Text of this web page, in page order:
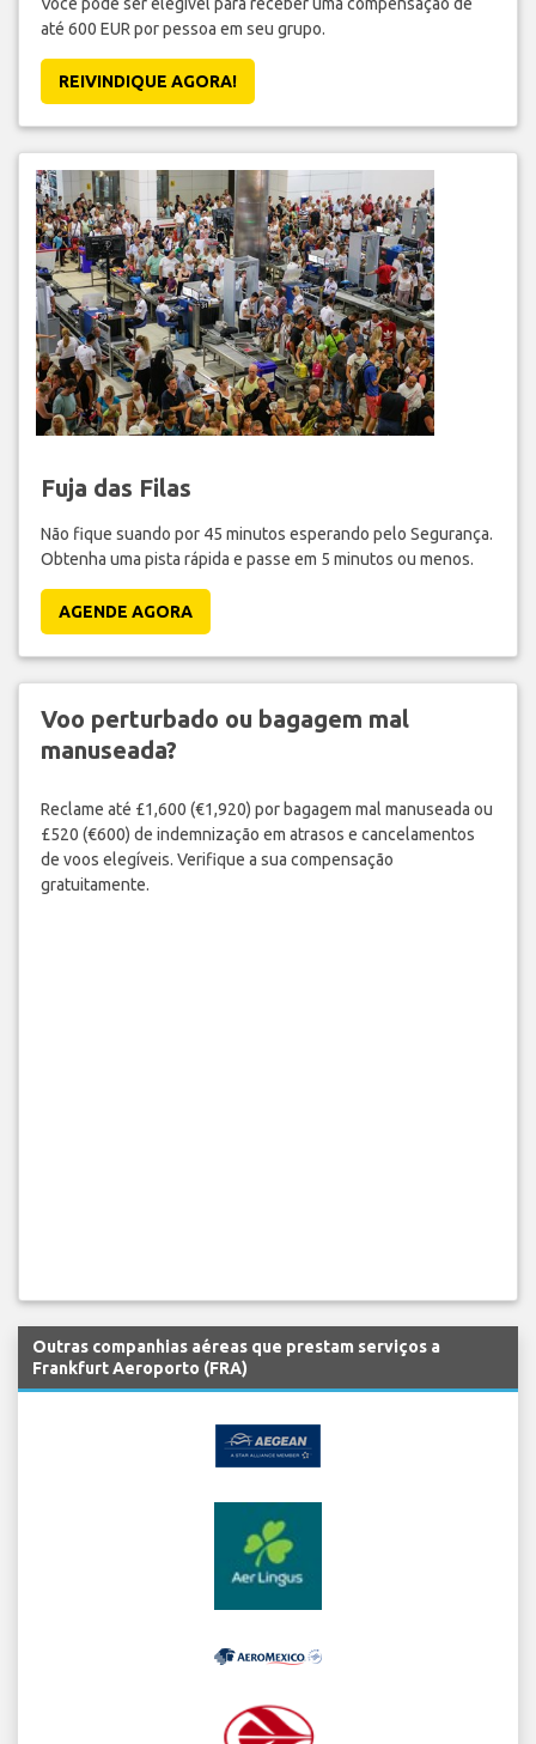
até 600 EUR por pessoa em seu grupo.
REIVINDIQUE AGORA!
Fuja das Filas
Não fique suando por 45 minutos esperando pelo Segurança.
Obtenha uma pista rápida e passe em 5 minutos ou menos.
AGENDE AGORA
Voo perturbado ou bagagem mal
manuseada?
Reclame até £1,600 (€1,920) por bagagem mal manuseada ou
£520 (€600) de indemnização em atrasos e cancelamentos
de voos elegíveis. Verifique a sua compensação
gratuitamente.
Outras companhias aéreas que prestam serviços a
Frankfurt Aeroporto (FRA)